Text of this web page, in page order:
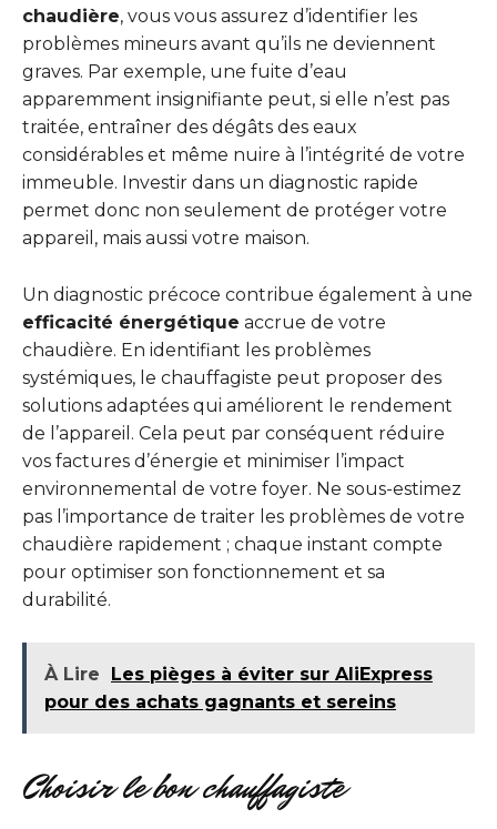
chaudière, vous vous assurez d’identifier les
problèmes mineurs avant qu’ils ne deviennent
graves. Par exemple, une fuite d’eau
apparemment insignifiante peut, si elle n’est pas
traitée, entraîner des dégâts des eaux
considérables et même nuire à l’intégrité de votre
immeuble. Investir dans un diagnostic rapide
permet donc non seulement de protéger votre
appareil, mais aussi votre maison.
Un diagnostic précoce contribue également à une
efficacité énergétique accrue de votre
chaudière. En identifiant les problèmes
systémiques, le chauffagiste peut proposer des
solutions adaptées qui améliorent le rendement
de l’appareil. Cela peut par conséquent réduire
vos factures d’énergie et minimiser l’impact
environnemental de votre foyer. Ne sous-estimez
pas l’importance de traiter les problèmes de votre
chaudière rapidement ; chaque instant compte
pour optimiser son fonctionnement et sa
durabilité.
À Lire
Les pièges à éviter sur AliExpress
pour des achats gagnants et sereins
Choisir le bon chauffagiste